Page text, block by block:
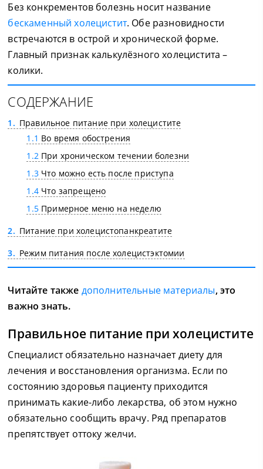
Без конкрементов болезнь носит название
бескаменный холецистит. Обе разновидности
встречаются в острой и хронической форме.
Главный признак калькулёзного холецистита –
колики.
СОДЕРЖАНИЕ
1
Правильное питание при холецистите
1.1 Во время обострения
1.2При хроническом течении болезни
1.3Что можно есть после приступа
1.4Что запрещено
1.5Примерное меню на неделю
2
Питание при холецистопанкреатите
3
Режим питания после холецистэктомии
Читайте также дополнительные материалы, это
важно знать.
Правильное питание при холецистите
Специалист обязательно назначает диету для
лечения и восстановления организма. Если по
состоянию здоровья пациенту приходится
принимать какие-либо лекарства, об этом нужно
обязательно сообщить врачу. Ряд препаратов
препятствует оттоку желчи.